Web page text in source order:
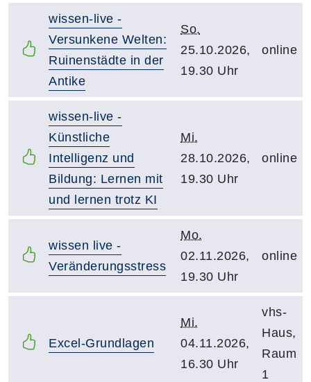
wissen-live -
Versunkene Welten:
Ruinenstädte in der
Antike
So.
25.10.2026,
19.30 Uhr
online
wissen-live -
Künstliche
Intelligenz und
Bildung: Lernen mit
und lernen trotz KI
Mi.
28.10.2026,
19.30 Uhr
online
wissen live -
Veränderungsstress
Mo.
02.11.2026,
19.30 Uhr
online
Excel-Grundlagen
Mi.
04.11.2026,
16.30 Uhr
vhs-
Haus,
Raum
1